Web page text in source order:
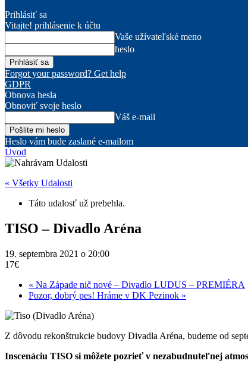
Prihlásiť sa
Vitajte! prihlásenie k účtu
Vaše užívateľské meno
heslo
Forgot your password? Get help
GDPR
Obnova hesla
Obnoviť svoje heslo
Váš e-mail
Heslo vám bude zaslané e-mailom
Úvod
« Všetky Udalosti
Táto udalosť už prebehla.
TISO – Divadlo Aréna
19. septembra 2021 o 20:00
17€
« Na Západe nič nové – Divadlo LUDUS – PREMIÉRA
Pozor, dobrý pes! Hráme v DK Pezinok »
Z dôvodu rekonštrukcie budovy Divadla Aréna, budeme od
Inscenáciu TISO si môžete pozrieť v nezabudnuteľnej